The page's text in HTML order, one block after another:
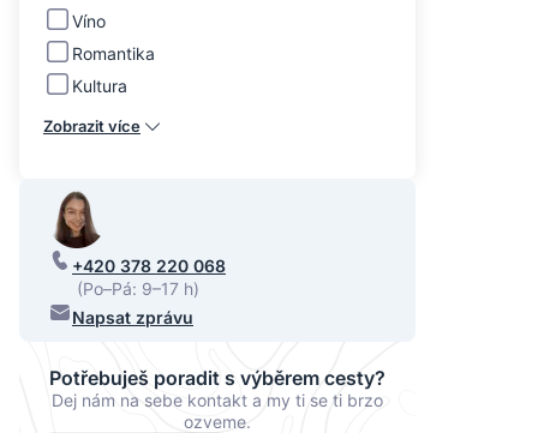
Víno
Romantika
Kultura
Zobrazit více
+420 378 220 068
(Po–Pá: 9–17 h)
Napsat zprávu
Potřebuješ poradit s výběrem cesty?
Dej nám na sebe kontakt a my ti se ti brzo
ozveme.